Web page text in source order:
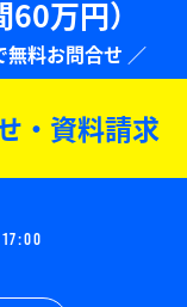
60万円）
・資料請求